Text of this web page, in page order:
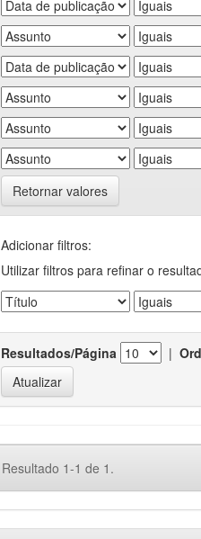
Retornar valores
Adicionar filtros:
Utilizar filtros para refinar o
Resultados/Página |
Resultado 1-1 de 1.